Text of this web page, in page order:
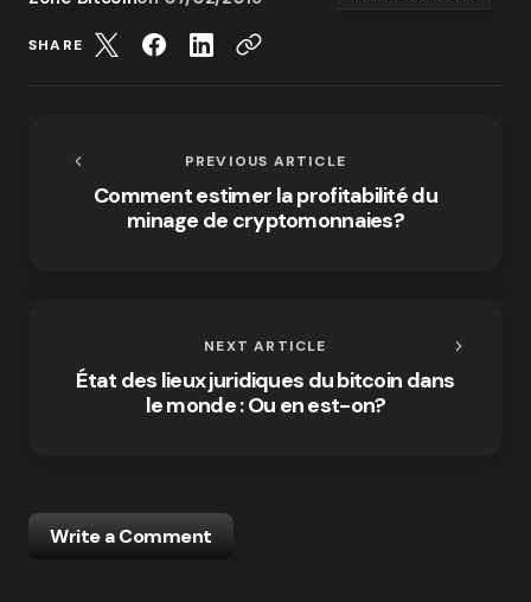
SHARE
PREVIOUS ARTICLE
Comment estimer la profitabilité du
minage de cryptomonnaies?
NEXT ARTICLE
État des lieux juridiques du bitcoin dans
le monde : Ou en est-on?
Write a Comment